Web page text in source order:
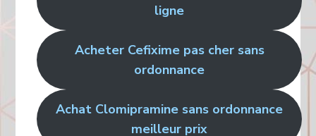
ligne
Acheter Cefixime pas cher sans
ordonnance
Achat Clomipramine sans ordonnance
meilleur prix